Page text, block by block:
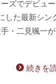
ズでデビュ
した最新シン
・二見颯一が
続きを